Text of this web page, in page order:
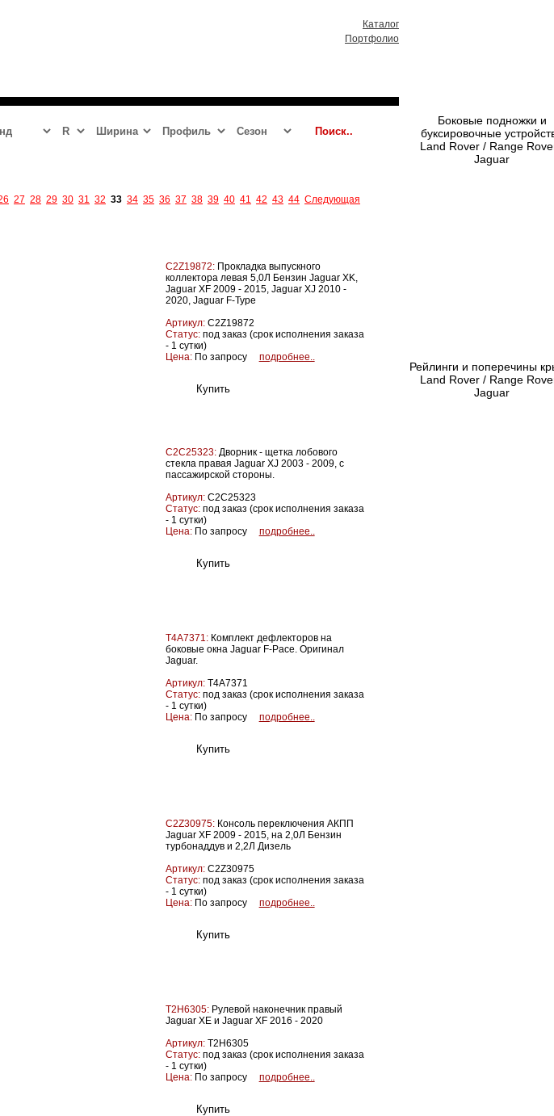
Каталог
Портфолио
Боковые подножки и
буксировочные
Land Rover / Range
Jaguar
Рейлинги и поперечины
Land Rover / Range
Jaguar
27 28 29 30 31 32 33 34 35 36 37 38 39 40 41 42 43 44 Следующая
C2Z19872: Прокладка выпускного
коллектора левая 5,0Л Бензин Jaguar XK,
Jaguar XF 2009 - 2015, Jaguar XJ 2010 -
2020, Jaguar F-Type
Артикул: C2Z19872
Статус:под заказ (срок исполнения заказа
- 1 сутки)
Цена:По запросу подробнее..
C2C25323: Дворник - щетка лобового
стекла правая Jaguar XJ 2003 - 2009, с
пассажирской стороны.
Артикул: C2C25323
Статус:под заказ (срок исполнения заказа
- 1 сутки)
Цена:По запросу подробнее..
T4A7371: Комплект дефлекторов на
боковые окна Jaguar F-Pace. Оригинал
Jaguar.
Артикул: T4A7371
Статус:под заказ (срок исполнения заказа
- 1 сутки)
Цена:По запросу подробнее..
C2Z30975: Консоль переключения АКПП
Jaguar XF 2009 - 2015, на 2,0Л Бензин
турбонаддув и 2,2Л Дизель
Артикул: C2Z30975
Статус:под заказ (срок исполнения заказа
- 1 сутки)
Цена:По запросу подробнее..
T2H6305: Рулевой наконечник правый
Jaguar XE и Jaguar XF 2016 - 2020
Артикул: T2H6305
Статус:под заказ (срок исполнения заказа
- 1 сутки)
Цена:По запросу подробнее..